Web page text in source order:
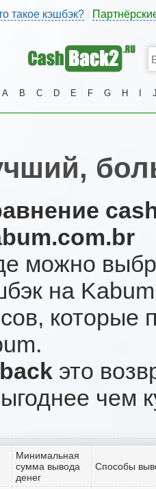
такое кэшбэк?
A B C D E F G H
можно
на
которые
это
чем
Минимальная
сумма вывода
денег
Способы